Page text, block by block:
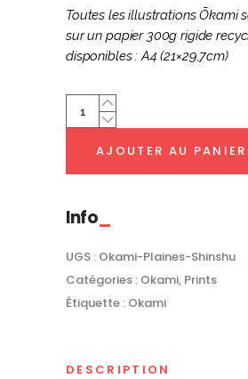
Toutes les illustrations Ōkami
sur un papier 300g rigide
disponibles : A4 (21×29,7cm)
Plaines
de
ShinshuAJOUTER AU PANIER
Info
UGS : Okami-Plaines-Shinshu
Catégories : Okami, Prints
Étiquette : Okami
DESCRIPTION